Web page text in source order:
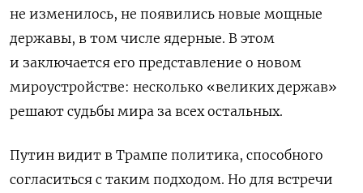
не изменилось, не появились новые мощные
державы, в том числе ядерные. В этом
и заключается его представление о новом
мироустройстве: несколько «великих держав»
решают судьбы мира за всех остальных.
Путин видит в Трампе политика, способного
согласиться с таким подходом. Но для встречи